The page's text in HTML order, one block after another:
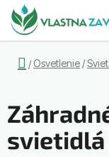
Prejsť
na
obsah
Domov
/ Osvetlenie /
svietidlá